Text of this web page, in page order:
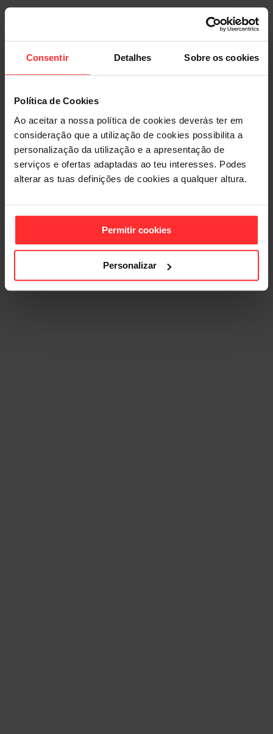
Consentir Detalhes Sobre os cookies
Política de Cookies
Ao aceitar a nossa política de cookies deverás ter em
consideração que a utilização de cookies possibilita a
personalização da utilização e a apresentação de
serviços e ofertas adaptadas ao teu interesses. Podes
alterar as tuas definições de cookies a qualquer altura.
Permitir cookies
Personalizar